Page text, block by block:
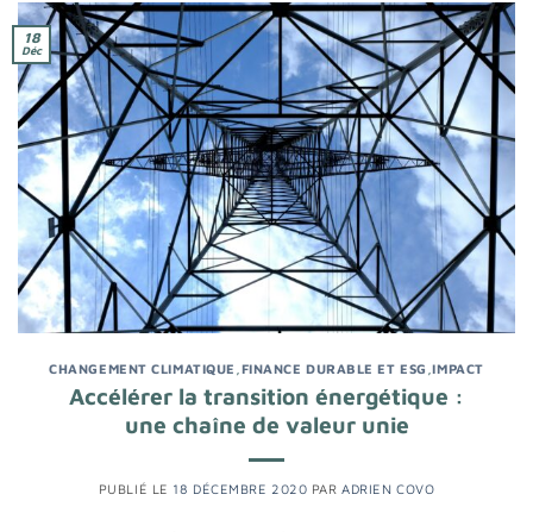
18
Déc
CHANGEMENT CLIMATIQUE FINANCE DURABLE ET ESG ,IMPACT
Accélérer la transition énergétique :
une chaîne de valeur unie
PUBLIÉ LE 18 DÉCEMBRE 2020 PARADRIEN COVO